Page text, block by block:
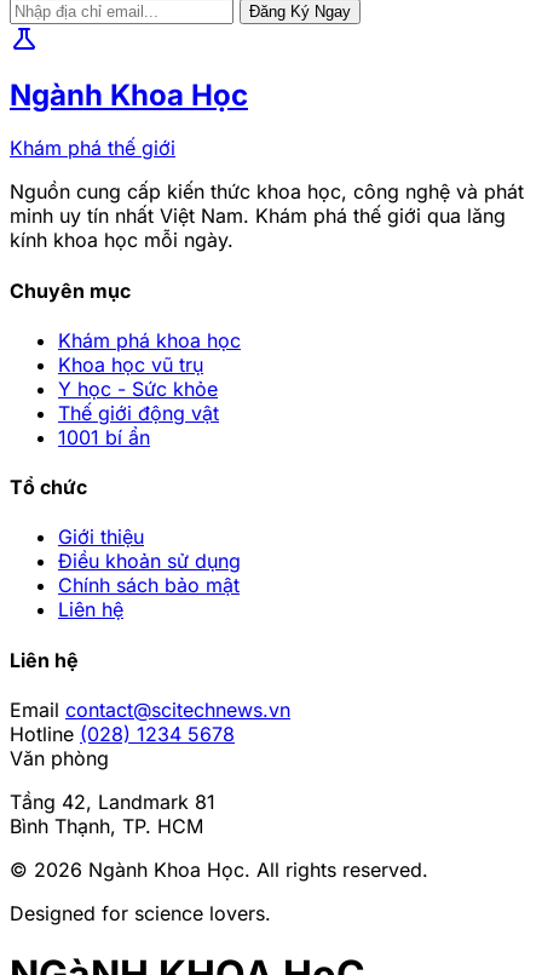
Đăng Ký Ngay
science
Ngành Khoa Học
Khám phá thế giới
Nguồn cung cấp kiến thức khoa học, công nghệ và phát
minh uy tín nhất Việt Nam. Khám phá thế giới qua lăng
kính khoa học mỗi ngày.
Chuyên mục
Khám phá khoa học
Khoa học vũ trụ
Y học - Sức khỏe
Thế giới động vật
1001 bí ẩn
Tổ chức
Giới thiệu
Điều khoản sử dụng
Chính sách bảo mật
Liên hệ
Liên hệ
Email contact@scitechnews.vn
Hotline (028) 1234 5678
Văn phòng
Tầng 42, Landmark 81
Bình Thạnh, TP. HCM
© 2026 Ngành Khoa Học. All rights reserved.
Designed for science lovers.